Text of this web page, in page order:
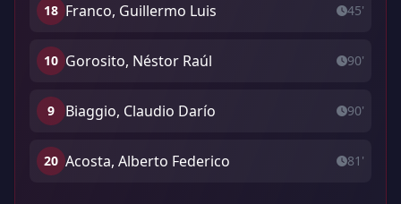
18 Franco, Guillermo Luis 45'
10 Gorosito, Néstor Raúl 90'
9 Biaggio, Claudio Darío 90'
20 Acosta, Alberto Federico 81'